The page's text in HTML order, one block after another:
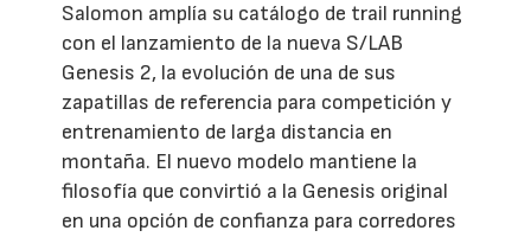
Salomon amplía su catálogo de trail running
con el lanzamiento de la nueva S/LAB
Genesis 2, la evolución de una de sus
zapatillas de referencia para competición y
entrenamiento de larga distancia en
montaña. El nuevo modelo mantiene la
filosofía que convirtió a la Genesis original
en una opción de confianza para corredores